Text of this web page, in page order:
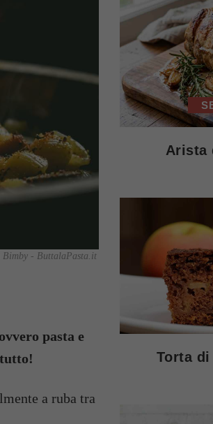
Bimby - ButtalaPasta.it
pasta e
a ruba tra
Arista
Torta